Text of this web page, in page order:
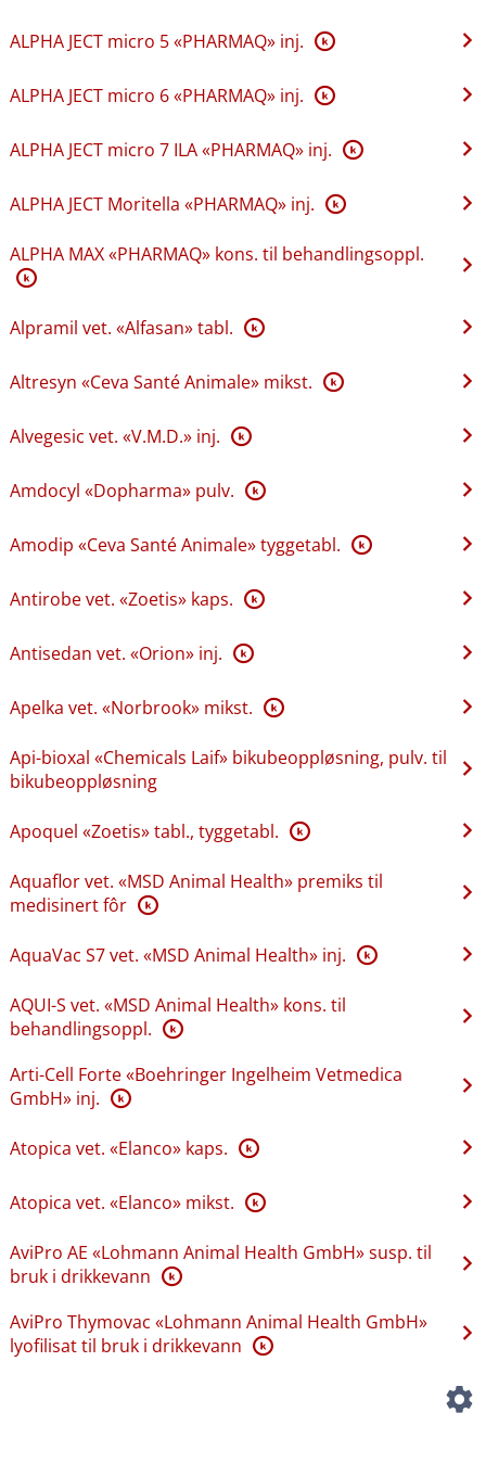
ALPHA JECT micro 5 «PHARMAQ» inj. K
ALPHA JECT micro 6 «PHARMAQ» inj. K
ALPHA JECT micro 7 ILA «PHARMAQ» inj. K
ALPHA JECT Moritella «PHARMAQ» inj. K
ALPHA MAX «PHARMAQ» kons. til behandlingsoppl.
K
Alpramil vet. «Alfasan» tabl. K
Altresyn «Ceva Santé Animale» mikst. K
Alvegesic vet. «V.M.D.» inj. K
Amdocyl «Dopharma» pulv. K
Amodip «Ceva Santé Animale» tyggetabl. K
Antirobe vet. «Zoetis» kaps. K
Antisedan vet. «Orion» inj. K
Apelka vet. «Norbrook» mikst. K
Api-bioxal «Chemicals Laif» bikubeoppløsning, pulv. til
bikubeoppløsning
Apoquel «Zoetis» tabl., tyggetabl. K
Aquaflor vet. «MSD Animal Health» premiks til
medisinert fôr K
AquaVac S7 vet. «MSD Animal Health» inj. K
AQUI-S vet. «MSD Animal Health» kons. til
behandlingsoppl. K
Arti-Cell Forte «Boehringer Ingelheim Vetmedica
GmbH» inj. K
Atopica vet. «Elanco» kaps. K
Atopica vet. «Elanco» mikst. K
AviPro AE «Lohmann Animal Health GmbH» susp. til
bruk i drikkevann K
AviPro Thymovac «Lohmann Animal Health GmbH»
lyofilisat til bruk i drikkevann K